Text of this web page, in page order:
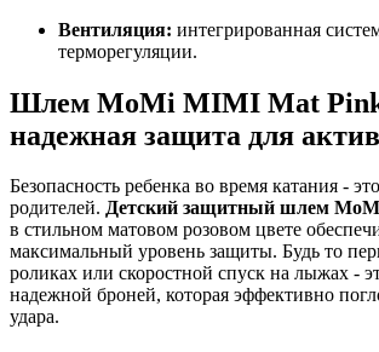
Вентиляция: интегрированная
терморегуляции.
Шлем MoMi MIMI Mat
надежная защита для
Безопасность ребенка во время катания -
родителей. Детский защитный шлем
в стильном матовом розовом цвете
максимальный уровень защиты. Будь то
роликах или скоростной спуск на лыжах -
надежной броней, которая эффективно
удара.